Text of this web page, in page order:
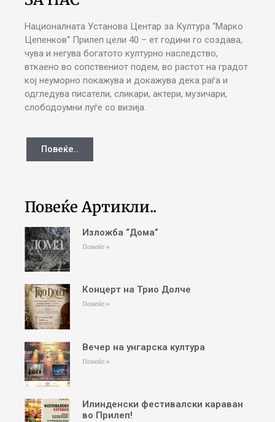
Националната Установа Центар за Култура “Марко
Цепенков“ Прилеп цели 40 – ет години го создава,
чува и негува богатото културно наследство,
вткаено во сопствениот подем, во растот на градот
кој неуморно покажува и докажува дека раѓа и
одгледува писатели, сликари, актери, музичари,
слободоумни луѓе со визија.
Повеќе..
Повеќе Артикли..
Изложба “Дома”
Повеќе »
Концерт на Трио Долче
Повеќе »
Вечер на унгарска култура
Повеќе »
Илинденски фестивалски караван
во Прилеп!